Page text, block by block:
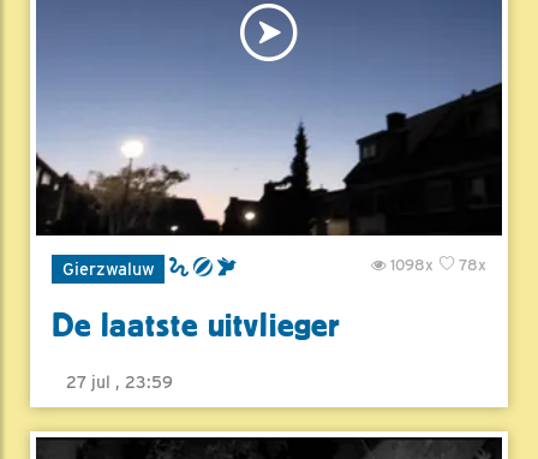
Gierzwaluw 78x
1098x
De laatste uitvlieger
27 jul , 23:59